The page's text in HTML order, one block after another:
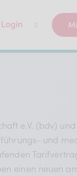
Login
e.V. (bdv)
und
einen neuen